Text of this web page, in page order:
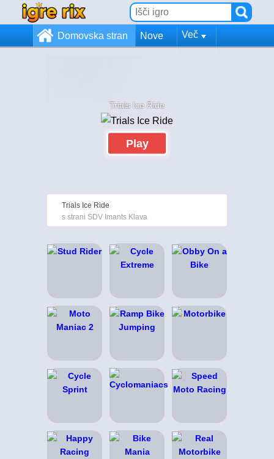
Domovska stran Nove Več
Trials Ice Ride
Play
Trials Ice Ride
s strani SDV Imants Klava